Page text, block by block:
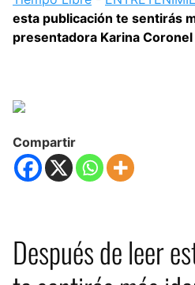
esta publicación te sentirás
presentadora Karina Coronel
Compartir
Después de leer